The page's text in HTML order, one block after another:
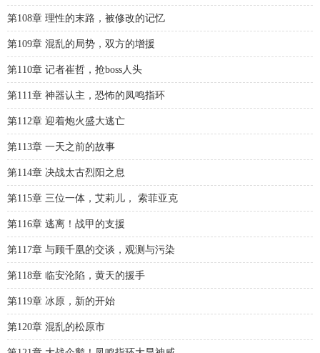
第108章 理性的末路，被修改的记忆
第109章 混乱的局势，双方的增援
第110章 记者崔哲，抢boss人头
第111章 神器认主，恐怖的凤鸣指环
第112章 迎着炮火盛大逃亡
第113章 一天之前的故事
第114章 决战太古烈阳之息
第115章 三位一体，艾莉儿， 索菲亚克
第116章 逃离！战甲的支援
第117章 与顾千凰的交谈，观测与污染
第118章 临安沦陷，黄天的援手
第119章 冰原，新的开始
第120章 混乱的松原市